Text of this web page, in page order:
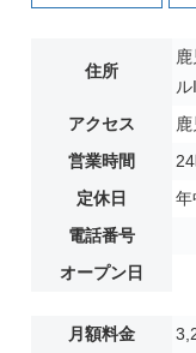
住所
アクセス
営業時間
定休日
年
電話番号
オープン日
月額料金